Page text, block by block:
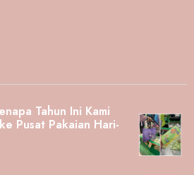
Tahun Ini Kami
Pusat Pakaian Hari-